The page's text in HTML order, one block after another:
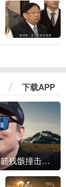
下载APP
SpaceX火箭残骸撞击月球